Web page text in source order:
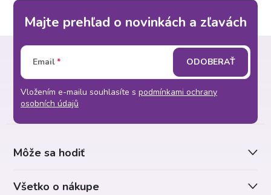
Majte prehľad o novinkách a zľavách
Email
Vložením e-mailu souhlasíte s podmínkami ochrany
osobních údajů
ODOBERAŤ
Môže sa hodiť
Všetko o nákupe